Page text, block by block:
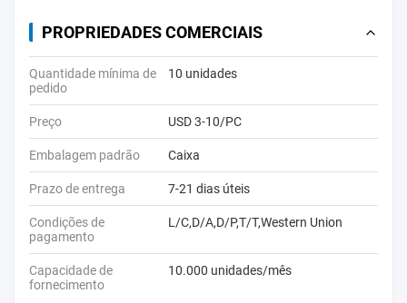
PROPRIEDADES COMERCIAIS
Quantidade mínima de
pedido
10 unidades
Preço USD 3-10/PC
Embalagem padrão Caixa
Prazo de entrega 7-21 dias úteis
Condições de
pagamento
L/C,D/A,D/P,T/T,Western Union
Capacidade de
fornecimento
10.000 unidades/mês